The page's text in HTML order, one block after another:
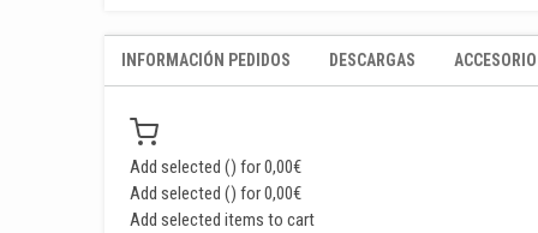
INFORMACIÓN PEDIDOS DESCARGAS
Add selected () for0,00€
Add selected () for0,00€
Add selected items to cart